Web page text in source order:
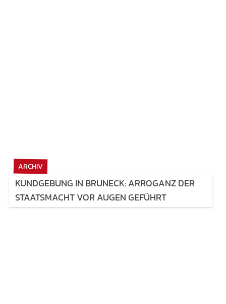
ARCHIV
KUNDGEBUNG IN BRUNECK: ARROGANZ DER
STAATSMACHT VOR AUGEN GEFÜHRT